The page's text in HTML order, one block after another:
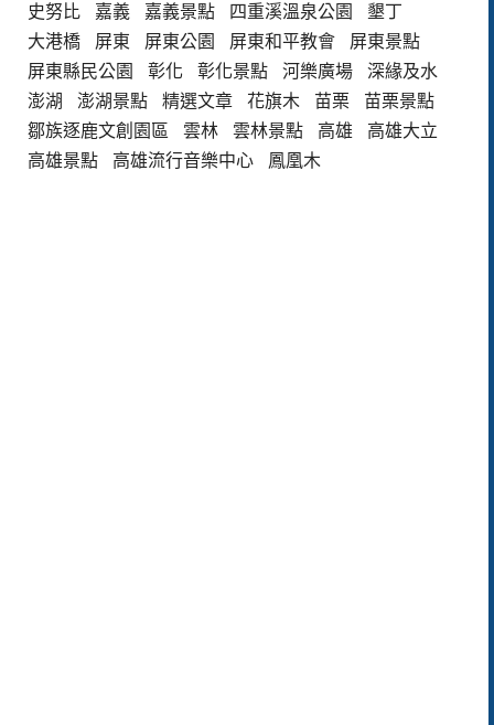
史努比
嘉義 嘉義景點 四重溪溫泉公園
墾丁
大港橋
屏東 屏東公園 屏東和平教會
屏東景點
屏東縣民公園
彰化 彰化景點 河樂廣場
深緣及水
澎湖
澎湖景點 精選文章 花旗木 苗栗
苗栗景點
鄒族逐鹿文創園區
雲林 雲林景點 高雄
高雄大立
高雄景點
高雄流行音樂中心 鳳凰木